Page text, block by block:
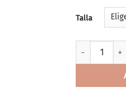
Talla
MUYDEMI